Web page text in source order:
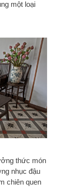
một loại
thức món
nhục đậu
chiên quen